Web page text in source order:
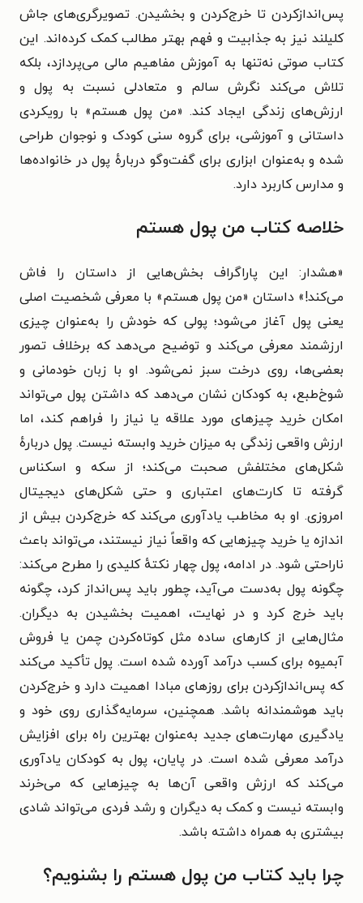
پس‌اندازکردن تا خرج‌کردن و بخشیدن. تصویرگری‌های جاش
کلیلند نیز به جذابیت و فهم بهتر مطالب کمک کرده‌اند. این
کتاب صوتی نه‌تنها به آموزش مفاهیم مالی می‌پردازد، بلکه
تلاش می‌کند نگرش سالم و متعادلی نسبت به پول و
ارزش‌های زندگی ایجاد کند. «من پول هستم» با رویکردی
داستانی و آموزشی، برای گروه سنی کودک و نوجوان طراحی
شده و به‌عنوان ابزاری برای گفت‌وگو دربارهٔ پول در خانواده‌ها
و مدارس کاربرد دارد.
خلاصه کتاب من پول هستم
«هشدار: این پاراگراف بخش‌هایی از داستان را فاش
می‌کند!» داستان «من پول هستم» با معرفی شخصیت اصلی
یعنی پول آغاز می‌شود؛ پولی که خودش را به‌عنوان چیزی
ارزشمند معرفی می‌کند و توضیح می‌دهد که برخلاف تصور
بعضی‌ها، روی درخت سبز نمی‌شود. او با زبان خودمانی و
شوخ‌طبع، به کودکان نشان می‌دهد که داشتن پول می‌تواند
امکان خرید چیزهای مورد علاقه یا نیاز را فراهم کند، اما
ارزش واقعی زندگی به میزان خرید وابسته نیست. پول دربارهٔ
شکل‌های مختلفش صحبت می‌کند؛ از سکه و اسکناس
گرفته تا کارت‌های اعتباری و حتی شکل‌های دیجیتال
امروزی. او به مخاطب یادآوری می‌کند که خرج‌کردن بیش از
اندازه یا خرید چیزهایی که واقعاً نیاز نیستند، می‌تواند باعث
ناراحتی شود. در ادامه، پول چهار نکتهٔ کلیدی را مطرح می‌کند:
چگونه پول به‌دست می‌آید، چطور باید پس‌انداز کرد، چگونه
باید خرج کرد و در نهایت، اهمیت بخشیدن به دیگران.
مثال‌هایی از کارهای ساده مثل کوتاه‌کردن چمن یا فروش
آبمیوه برای کسب درآمد آورده شده است. پول تأکید می‌کند
که پس‌اندازکردن برای روزهای مبادا اهمیت دارد و خرج‌کردن
باید هوشمندانه باشد. همچنین، سرمایه‌گذاری روی خود و
یادگیری مهارت‌های جدید به‌عنوان بهترین راه برای افزایش
درآمد معرفی شده است. در پایان، پول به کودکان یادآوری
می‌کند که ارزش واقعی آن‌ها به چیزهایی که می‌خرند
وابسته نیست و کمک به دیگران و رشد فردی می‌تواند شادی
بیشتری به همراه داشته باشد.
چرا باید کتاب من پول هستم را بشنویم؟